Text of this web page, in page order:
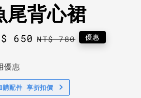
尾背心裙
650 Regular
NT$ 780 優惠
優惠
購配件 享折扣價